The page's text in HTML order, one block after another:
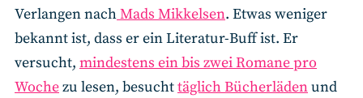
Verlangen nachMads Mikkelsen. Etwas weniger
bekannt ist, dass er ein Literatur-Buff ist. Er
versucht, mindestens ein bis zwei Romane pro
Wochezu lesen, besuchttäglich Bücherlädenund